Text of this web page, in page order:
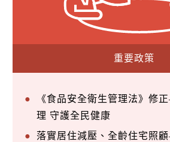
重要政策
《食品安全衛生管理法》修
理 守護全民健康
落實居住減壓、全齡住宅照